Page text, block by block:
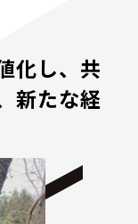
化し、共
新たな経